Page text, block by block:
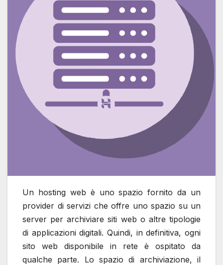
Un hosting web è uno spazio fornito da un
provider di servizi che offre uno spazio su un
server per archiviare siti web o altre tipologie
di applicazioni digitali. Quindi, in definitiva, ogni
sito web disponibile in rete è ospitato da
qualche parte. Lo spazio di archiviazione, il